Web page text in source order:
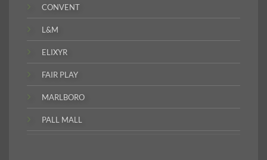
CONVENT
L&M
ELIXYR
FAIR PLAY
MARLBORO
PALL MALL